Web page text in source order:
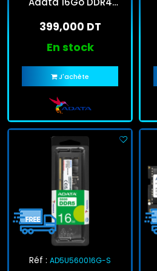
399,000 DT
En stock
J'achète
Réf : AD5U560016G-S